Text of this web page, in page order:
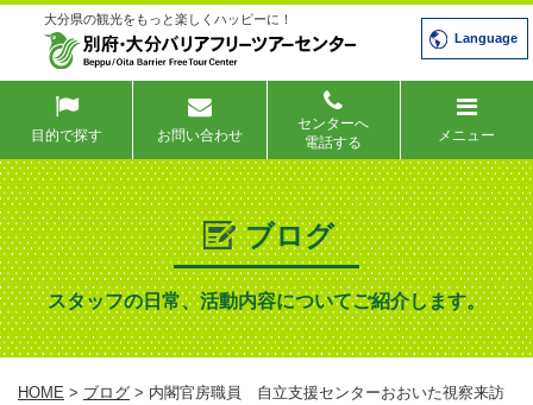
大分県の観光をもっと楽しくハッピーに！
Language
目的で探す お問い合わせ
センターへ
電話する
メニュー
ブログ
スタッフの日常、活動内容についてご紹介します。
HOME > ブログ > 内閣官房職員 自立支援センターおおいた視察来訪